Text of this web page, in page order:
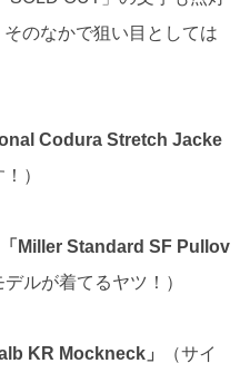
のなかで狙い目としては
Codura Stretch Jacke
）
Miller Standard SF Pullov
デルが着てるヤツ！）
KR Mockneck」
（サイ